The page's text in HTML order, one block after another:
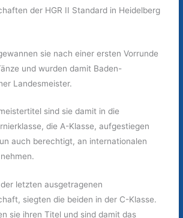
der HGR II Standard in Heidelberg
sie nach einer ersten Vorrunde
und wurden damit Baden-
Landesmeister.
sind sie damit in die
die A-Klasse, aufgestiegen
auch berechtigt, an internationalen
letzten ausgetragenen
siegten die beiden in der C-Klasse.
sie ihren Titel und sind damit das